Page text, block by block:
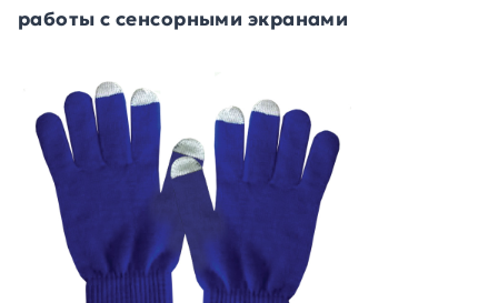
работы с сенсорными экранами